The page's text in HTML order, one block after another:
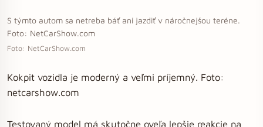
S týmto autom sa netreba báť ani jazdiť v náročnejšou teréne.
Foto: NetCarShow.com
Foto: NetCarShow.com
Kokpit vozidla je moderný a veľmi príjemný. Foto:
netcarshow.com
Testovaný model má skutočne oveľa lepšie reakcie na